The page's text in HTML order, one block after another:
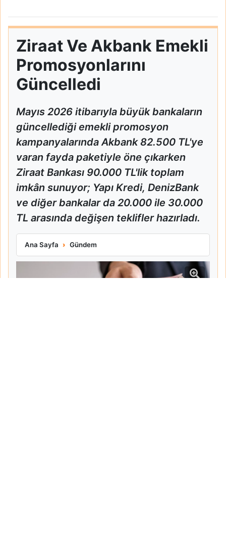
Ziraat Ve Akbank Emekli
Promosyonlarını
Güncelledi
Mayıs 2026 itibarıyla büyük bankaların
güncellediği emekli promosyon
kampanyalarında Akbank 82.500 TL'ye
varan fayda paketiyle öne çıkarken
Ziraat Bankası 90.000 TL'lik toplam
imkân sunuyor; Yapı Kredi, DenizBank
ve diğer bankalar da 20.000 ile 30.000
TL arasında değişen teklifler hazırladı.
Ana Sayfa Gündem
Ziraat Ve Akbank Emekli Promosyonlarını Güncelledi